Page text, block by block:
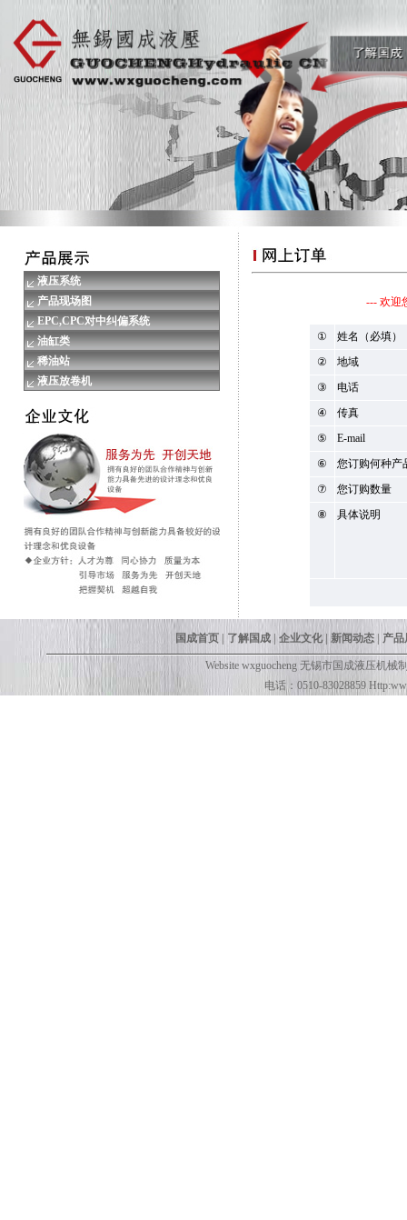
液压系统
产品现场图
EPC,CPC对中纠偏系统
油缸类
稀油站
液压放卷机
--- 欢迎
①
姓名（必填）
②
地域
③
电话
④
传真
⑤
E-mail
⑥
您订购何种产
⑦
您订购数量
⑧
具体说明
国成首页 了解国成 企业文化| 新闻动态 产品
Website wxguocheng 无锡市国成液压机
电话：0510-83028859